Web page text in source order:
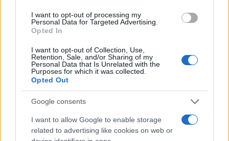
I want to opt-out of processing my
Personal Data for Targeted Advertising.
Opted In
I want to opt-out of Collection, Use,
Retention, Sale, and/or Sharing of my
Personal Data that Is Unrelated with the
Purposes for which it was collected.
Opted Out
Google consents
I want to allow Google to enable storage
related to advertising like cookies on web or
Το FIAT 500 Hybrid τώρα
από 18.990 ευρώ
Ατρόμητος και Novibet
συνεχίζουν μαζί: Ανανέωση
το 2028